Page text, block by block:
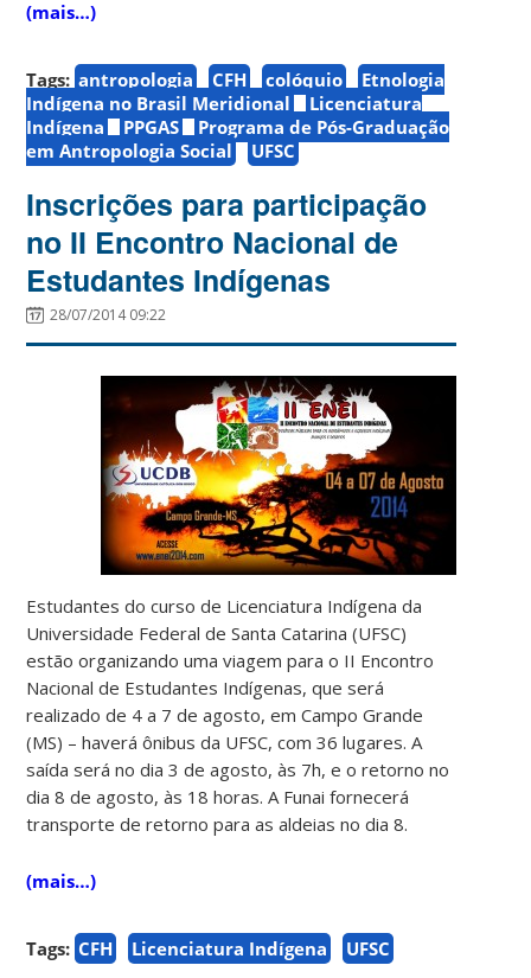
(mais…)
Tags: antropologia CFH colóquio
Etnologia
Indígena no Brasil Meridional
Licenciatura
Indígena
PPGAS
Programa de Pós-Graduação
em Antropologia Social
UFSC
Inscrições para participação
no II Encontro Nacional de
Estudantes Indígenas
28/07/2014 09:22
Estudantes do curso de Licenciatura Indígena da
Universidade Federal de Santa Catarina (UFSC)
estão organizando uma viagem para o II Encontro
Nacional de Estudantes Indígenas, que será
realizado de 4 a 7 de agosto, em Campo Grande
(MS) – haverá ônibus da UFSC, com 36 lugares. A
saída será no dia 3 de agosto, às 7h, e o retorno no
dia 8 de agosto, às 18 horas. A Funai fornecerá
transporte de retorno para as aldeias no dia 8.
(mais…)
Tags: CFH Licenciatura Indígena UFSC